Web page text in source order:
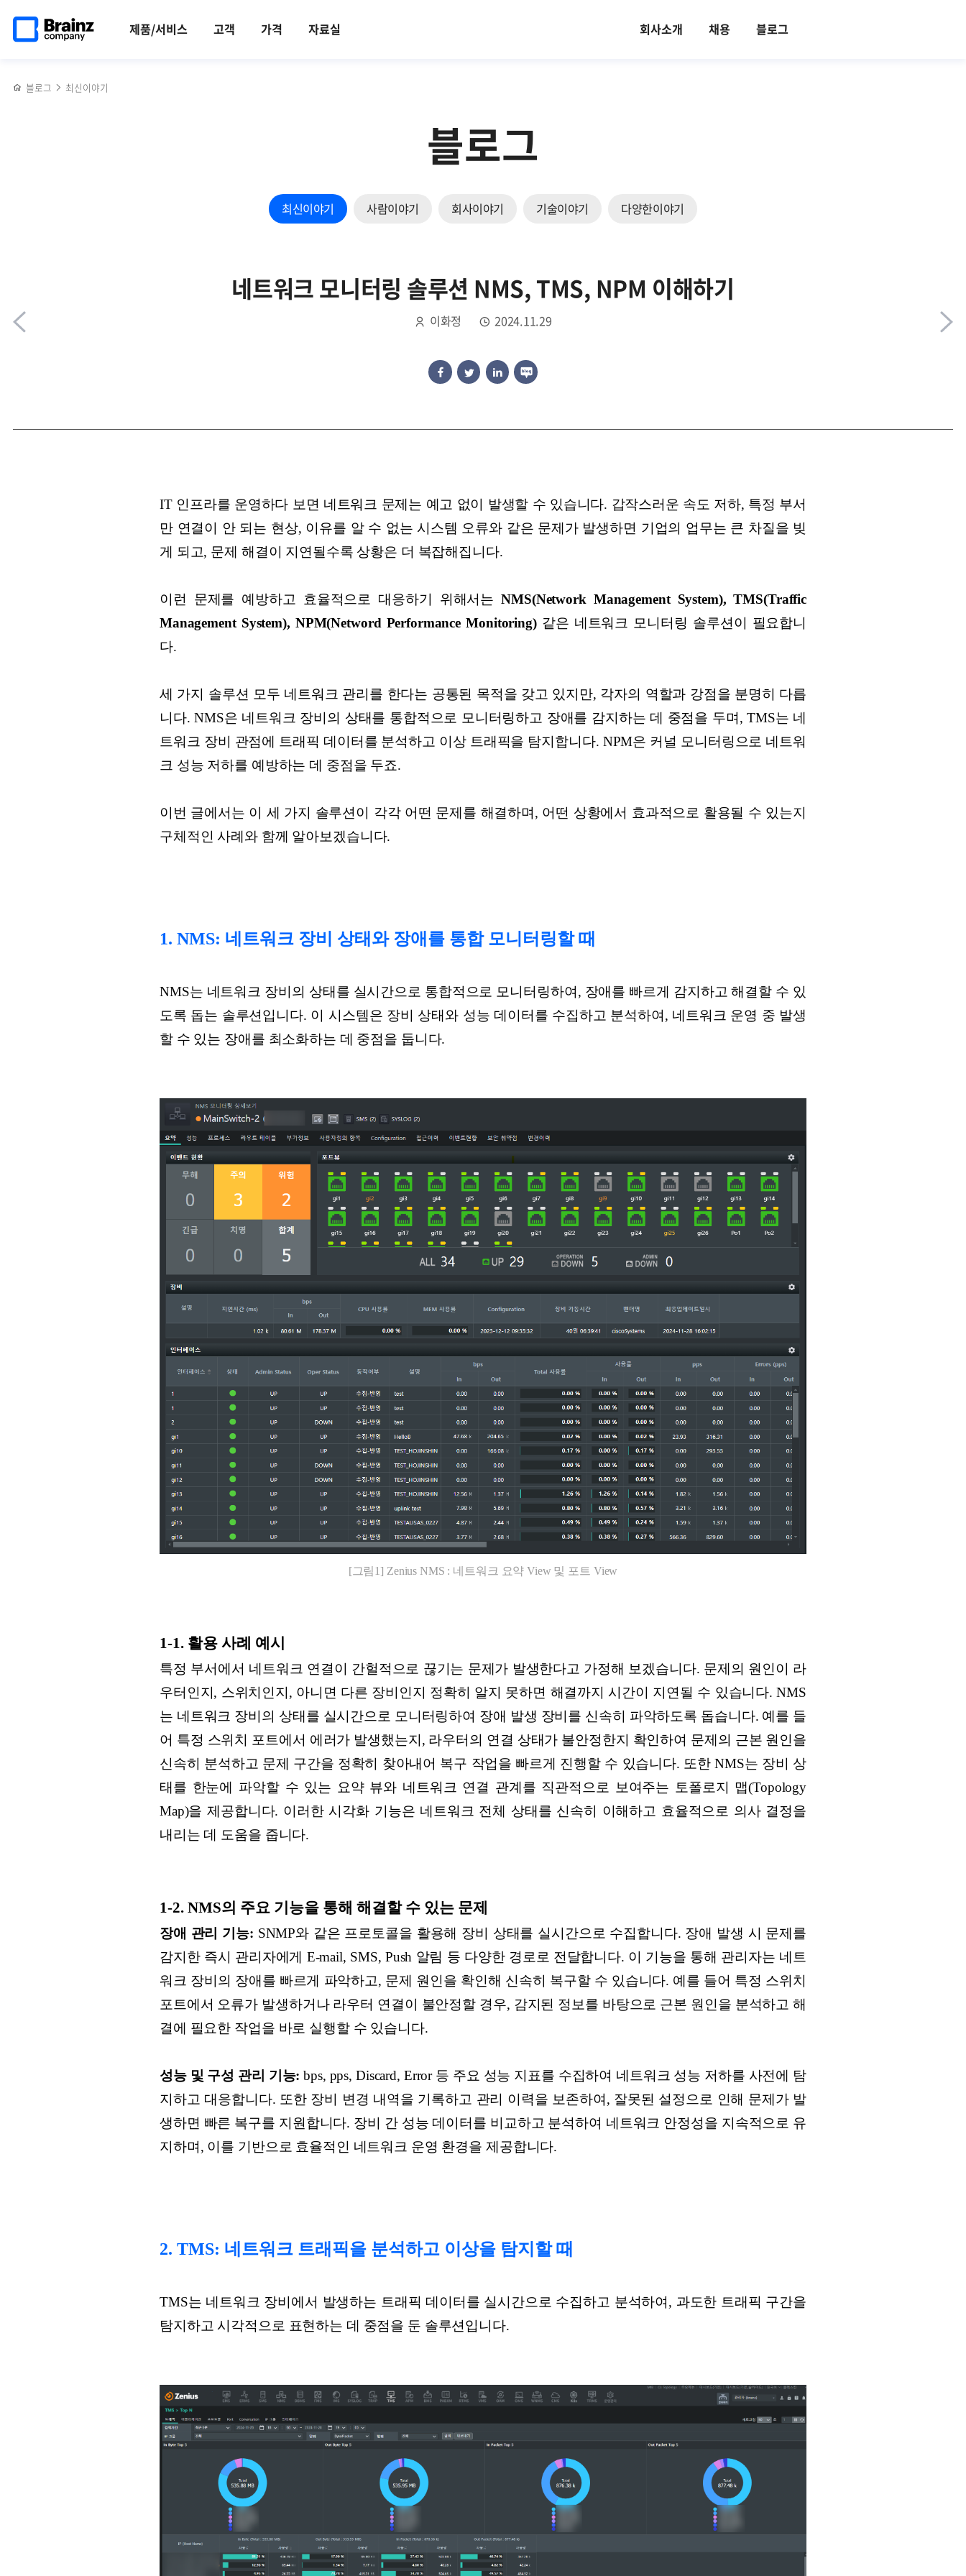
건너뛰기
제품/서비스 고객 가격 자료실 회사소개 채용 블로그
페이지로
블로그 최신이야기
블로그
최신이야기 사람이야기 회사이야기 기술이야기 다양한이야기
애플리케이션
모니터링
Zenius
APM의
네트워크 모니터링 솔루션 NMS, TMS, NPM 이해하기
이화정 2024.11.29
공유하기
공유하기
공유하기
공유하기
일본의
문화를
(브레인즈컴퍼니
IT 인프라를 운영하다 보면 네트워크 문제는 예고 없이 발생할 수 있습니다. 갑작스러운 속도 저하, 특정 부서
만 연결이 안 되는 현상, 이유를 알 수 없는 시스템 오류와 같은 문제가 발생하면 기업의 업무는 큰 차질을 빚
게 되고, 문제 해결이 지연될수록 상황은 더 복잡해집니다.
이런 문제를 예방하고 효율적으로 대응하기 위해서는NMS(Network Management System), TMS(Traffic
Management System), NPM(Netword Performance Monitoring) 같은 네트워크 모니터링 솔루션이 필요합니
다.
세 가지 솔루션 모두 네트워크 관리를 한다는 공통된 목적을 갖고 있지만, 각자의 역할과 강점을 분명히 다릅
니다. NMS은 네트워크 장비의 상태를 통합적으로 모니터링하고 장애를 감지하는 데 중점을 두며, TMS는 네
트워크 장비 관점에 트래픽 데이터를 분석하고 이상 트래픽을 탐지합니다. NPM은 커널 모니터링으로 네트워
크 성능 저하를 예방하는 데 중점을 두죠.
이번 글에서는 이 세 가지 솔루션이 각각 어떤 문제를 해결하며, 어떤 상황에서 효과적으로 활용될 수 있는지
구체적인 사례와 함께 알아보겠습니다.
1. NMS: 네트워크 장비 상태와 장애를 통합 모니터링할 때
NMS는 네트워크 장비의 상태를 실시간으로 통합적으로 모니터링하여, 장애를 빠르게 감지하고 해결할 수 있
도록 돕는 솔루션입니다. 이 시스템은 장비 상태와 성능 데이터를 수집하고 분석하여, 네트워크 운영 중 발생
할 수 있는 장애를 최소화하는 데 중점을 둡니다.
[그림1] Zenius NMS : 네트워크 요약 View 및 포트 View
1-1. 활용 사례 예시
특정 부서에서 네트워크 연결이 간헐적으로 끊기는 문제가 발생한다고 가정해 보겠습니다. 문제의 원인이 라
우터인지, 스위치인지, 아니면 다른 장비인지 정확히 알지 못하면 해결까지 시간이 지연될 수 있습니다. NMS
는 네트워크 장비의 상태를 실시간으로 모니터링하여 장애 발생 장비를 신속히 파악하도록 돕습니다. 예를 들
어 특정 스위치 포트에서 에러가 발생했는지, 라우터의 연결 상태가 불안정한지 확인하여 문제의 근본 원인을
신속히 분석하고 문제 구간을 정확히 찾아내어 복구 작업을 빠르게 진행할 수 있습니다. 또한 NMS는 장비 상
태를 한눈에 파악할 수 있는 요약 뷰와 네트워크 연결 관계를 직관적으로 보여주는 토폴로지 맵(Topology
Map)을 제공합니다. 이러한 시각화 기능은 네트워크 전체 상태를 신속히 이해하고 효율적으로 의사 결정을
내리는 데 도움을 줍니다.
1-2. NMS의 주요 기능을 통해 해결할 수 있는 문제
장애 관리 기능: SNMP와 같은 프로토콜을 활용해 장비 상태를 실시간으로 수집합니다. 장애 발생 시 문제를
감지한 즉시 관리자에게 E-mail, SMS, Push 알림 등 다양한 경로로 전달합니다. 이 기능을 통해 관리자는 네트
워크 장비의 장애를 빠르게 파악하고, 문제 원인을 확인해 신속히 복구할 수 있습니다. 예를 들어 특정 스위치
포트에서 오류가 발생하거나 라우터 연결이 불안정할 경우, 감지된 정보를 바탕으로 근본 원인을 분석하고 해
결에 필요한 작업을 바로 실행할 수 있습니다.
성능 및 구성 관리 기능:bps, pps, Discard, Error 등 주요 성능 지표를 수집하여 네트워크 성능 저하를 사전에 탐
지하고 대응합니다. 또한 장비 변경 내역을 기록하고 관리 이력을 보존하여, 잘못된 설정으로 인해 문제가 발
생하면 빠른 복구를 지원합니다. 장비 간 성능 데이터를 비교하고 분석하여 네트워크 안정성을 지속적으로 유
지하며, 이를 기반으로 효율적인 네트워크 운영 환경을 제공합니다.
2. TMS: 네트워크 트래픽을 분석하고 이상을 탐지할 때
TMS는 네트워크 장비에서 발생하는 트래픽 데이터를 실시간으로 수집하고 분석하여, 과도한 트래픽 구간을
탐지하고 시각적으로 표현하는 데 중점을 둔 솔루션입니다.